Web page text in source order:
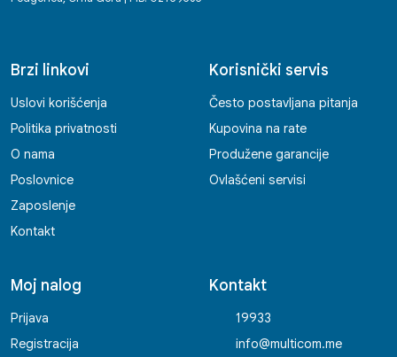
Brzi linkovi
Uslovi korišćenja
Politika privatnosti
O nama
Poslovnice
Zaposlenje
Kontakt
Korisnički servis
Često postavljana pitanja
Kupovina na rate
Produžene garancije
Ovlašćeni servisi
Moj nalog
Prijava
Registracija
Kontakt
19933
info@multicom.me